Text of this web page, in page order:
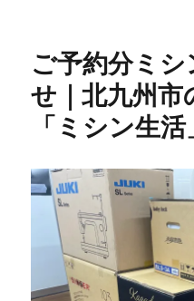
ご予約分ミ
せ｜北九州
「ミシン生活